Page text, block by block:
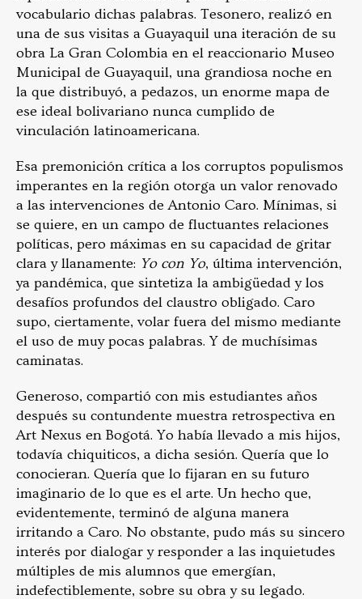
vocabulario dichas palabras. Tesonero, realizó en
una de sus visitas a Guayaquil una iteración de su
obra La Gran Colombia en el reaccionario Museo
Municipal de Guayaquil, una grandiosa noche en
la que distribuyó, a pedazos, un enorme mapa de
ese ideal bolivariano nunca cumplido de
vinculación latinoamericana.
Esa premonición crítica a los corruptos populismos
imperantes en la región otorga un valor renovado
a las intervenciones de Antonio Caro. Mínimas, si
se quiere, en un campo de fluctuantes relaciones
políticas, pero máximas en su capacidad de gritar
clara y llanamente: Yo con Yo, última intervención,
ya pandémica, que sintetiza la ambigüedad y los
desafíos profundos del claustro obligado. Caro
supo, ciertamente, volar fuera del mismo mediante
el uso de muy pocas palabras. Y de muchísimas
caminatas.
Generoso, compartió con mis estudiantes años
después su contundente muestra retrospectiva en
Art Nexus en Bogotá. Yo había llevado a mis hijos,
todavía chiquiticos, a dicha sesión. Quería que lo
conocieran. Quería que lo fijaran en su futuro
imaginario de lo que es el arte. Un hecho que,
evidentemente, terminó de alguna manera
irritando a Caro. No obstante, pudo más su sincero
interés por dialogar y responder a las inquietudes
múltiples de mis alumnos que emergían,
indefectiblemente, sobre su obra y su legado.